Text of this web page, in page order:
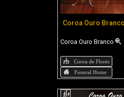
Coroa Ouro Branco
Coroa Ouro Branco
Coroa de Flores
Funeral Home